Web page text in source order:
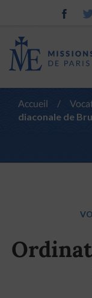
Accueil /
diaconale de